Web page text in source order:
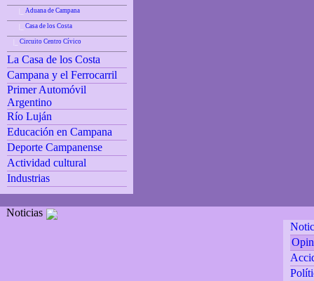
Aduana de Campana
Casa de los Costa
Circuito Centro Cívico
La Casa de los Costa
Campana y el Ferrocarril
Primer Automóvil
Argentino
Río Luján
Educación en Campana
Deporte Campanense
Actividad cultural
Industrias
Noticias